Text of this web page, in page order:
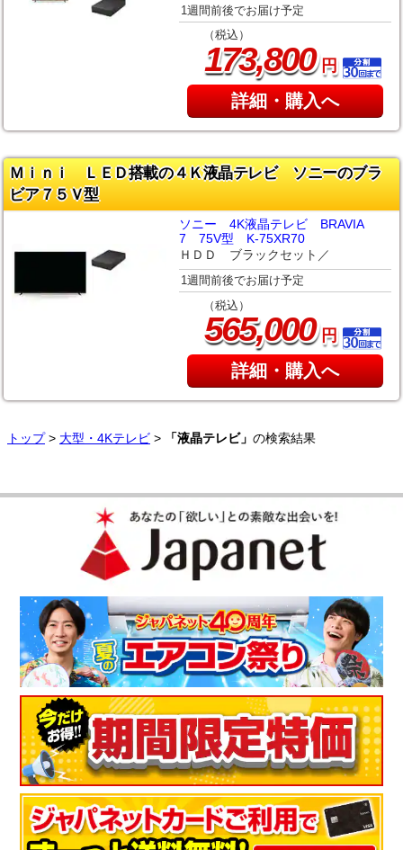
1週間前後でお届け予定
（税込）
173,800円
詳細・購入へ
Ｍｉｎｉ ＬＥＤ搭載の４Ｋ液晶テレビ ソニーのブラ
ビア７５Ｖ型
ソニー 4K液晶テレビ BRAVIA
7 75V型 K-75XR70
ＨＤＤ ブラックセット／
1週間前後でお届け予定
（税込）
565,000円
詳細・購入へ
トップ> 大型・4Kテレビ > 「液晶テレビ」 の検索結果